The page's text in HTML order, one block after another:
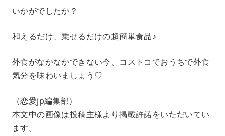
いかがでしたか？
和えるだけ、乗せるだけの超簡単食品♪
外食がなかなかできない今、コストコでおうちで外食
気分を味わいましょう♡
（恋愛jp編集部）
本文中の画像は投稿主様より掲載許諾をいただいてい
ます。